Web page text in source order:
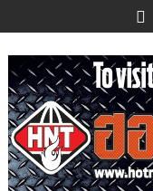
to
content